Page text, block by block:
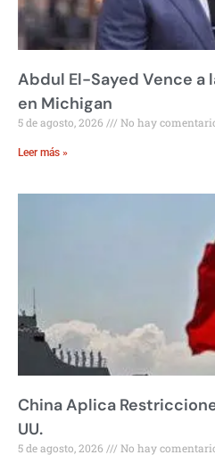
Abdul El-Sayed Vence a
en Michigan
5 de agosto, 2026 No hay
Leer más »
China Aplica
UU.
5 de agosto, 2026 No hay